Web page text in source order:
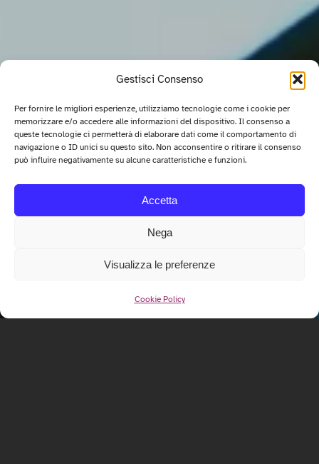
Gestisci Consenso
Per fornire le migliori esperienze, utilizziamo tecnologie come i cookie per
memorizzare e/o accedere alle informazioni del dispositivo. Il consenso a
queste tecnologie ci permetterà di elaborare dati come il comportamento di
navigazione o ID unici su questo sito. Non acconsentire o ritirare il consenso
può influire negativamente su alcune caratteristiche e funzioni.
Accetta
Nega
Visualizza le preferenze
Cookie Policy